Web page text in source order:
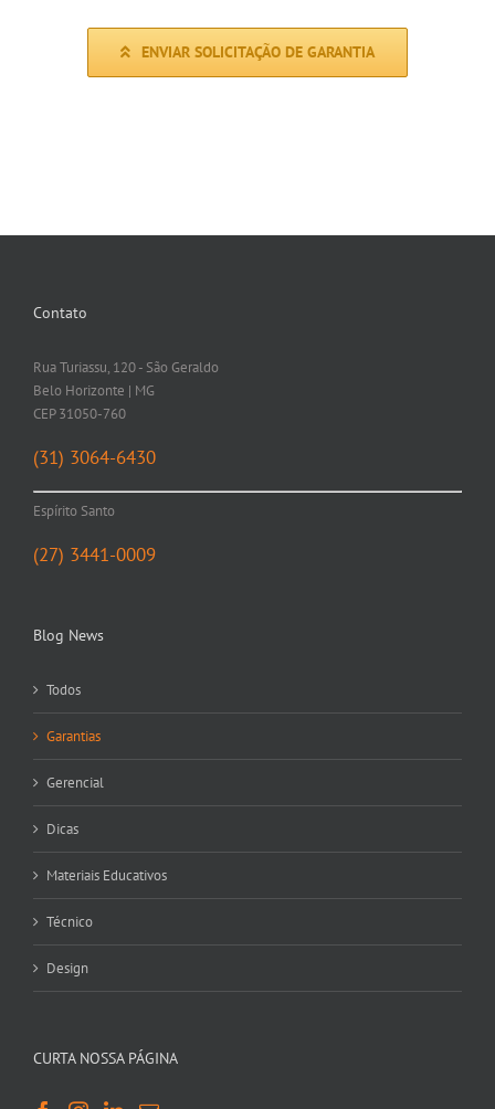
ENVIAR SOLICITAÇÃO DE GARANTIA
Contato
Rua Turiassu, 120 - São Geraldo
Belo Horizonte | MG
CEP 31050-760
(31) 3064-6430
Espírito Santo
(27) 3441-0009
Blog News
Todos
Garantias
Gerencial
Dicas
Materiais Educativos
Técnico
Design
CURTA NOSSA PÁGINA